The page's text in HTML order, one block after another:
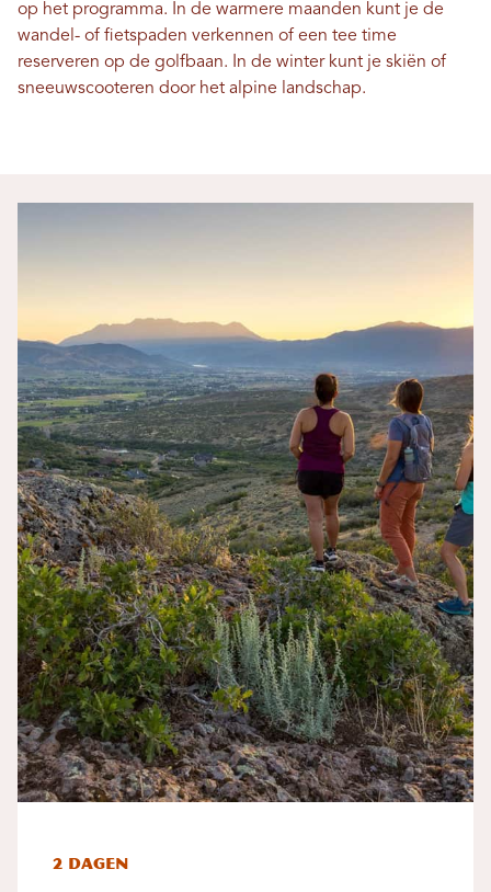
op het programma. In de warmere maanden kunt je de
wandel- of fietspaden verkennen of een tee time
reserveren op de golfbaan. In de winter kunt je skiën of
sneeuwscooteren door het alpine landschap.
2 dagen